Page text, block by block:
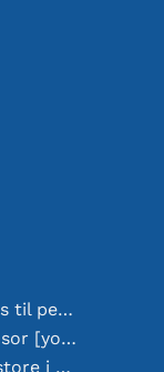
Lodning som en professionel: Tips til perfekte elektroniske forbindelser
Valg af den rigtige temperatursensor [youtube]
18650 Batterier: Små i størrelse, store i ydeevne